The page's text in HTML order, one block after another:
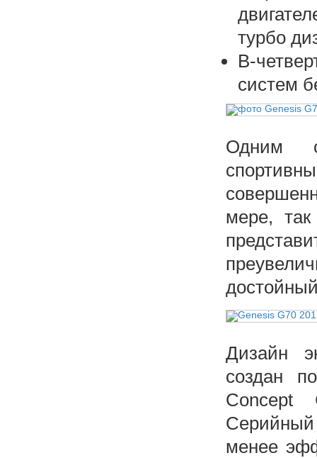
турбо
В-
систем
Одним
мере,
Дизайн
создан
Concept
менее